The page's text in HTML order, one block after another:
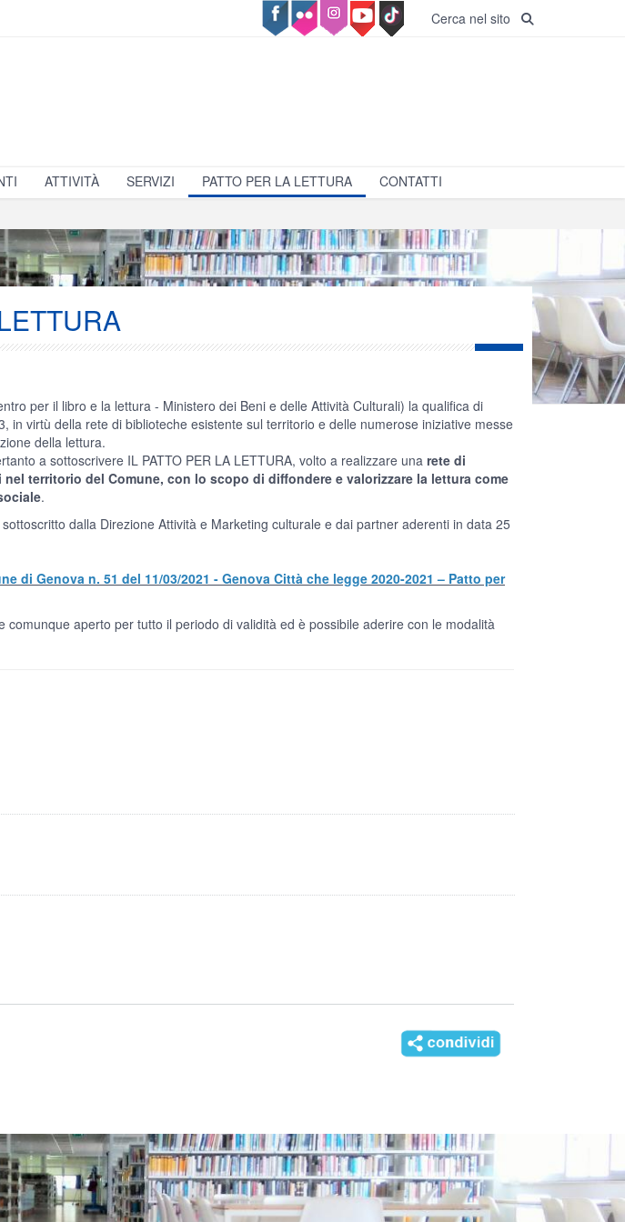
Cerca nel sito
ATTIVITÀ SERVIZI PATTO PER LA LETTURA CONTATTI
per il libro e la lettura - Ministero dei Beni e delle Attività Culturali) la qualifica di
in virtù della rete di biblioteche esistente sul territorio e delle numerose iniziative messe
della lettura.
a sottoscrivere IL PATTO PER LA LETTURA, volto a realizzare una rete di
territorio del Comune, con lo scopo di diffondere e valorizzare la lettura come
.
dalla Direzione Attività e Marketing culturale e dai partner aderenti in data 25
di Genova n. 51 del 11/03/2021 - Genova Città che legge 2020-2021 – Patto per
tutto il periodo di validità ed è possibile aderire con le modalità